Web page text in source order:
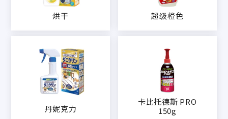
烘干 超级橙色
丹妮克力
卡比托德斯 PRO
150g